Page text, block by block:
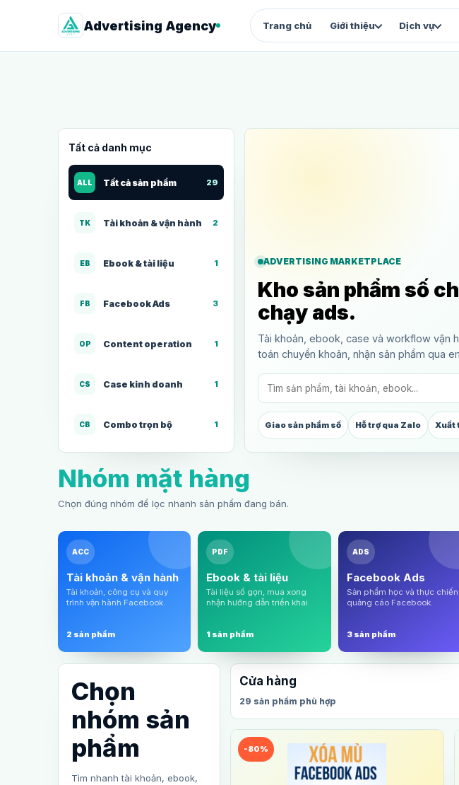
Advertising Agency Trang chủ Giới thiệu Dịch vụ
dịch vụ
Search intent, từ khóa và landing
page
Facebook
Tất cả danh mục
ALL Tất cả sản phẩm 29
TK Tài khoản & vận hành 2
EB Ebook & tài liệu 1
FB Facebook Ads 3
OP Content operation 1
CS Case kinh doanh 1
CB Combo trọn bộ 1
ADVERTISING MARKETPLACE
Kho sản phẩm số
chạy ads.
Tài khoản, ebook, case và workflow vận
toán chuyển khoản, nhận sản phẩm qua
Giao sản phẩm số Hỗ trợ qua Zalo Xuất
Nhóm mặt hàng
Chọn đúng nhóm để lọc nhanh sản phẩm đang bán.
ACC
Tài khoản & vận hành
Tài khoản, công cụ và quy
trình vận hành Facebook.
2 sản phẩm
PDF
Ebook & tài liệu
Tài liệu số gọn, mua xong
nhận hướng dẫn triển khai.
1 sản phẩm
ADS
Facebook Ads
Sản phẩm học và thực chiến
quảng cáo Facebook.
3 sản phẩm
Chọn
nhóm sản
phẩm
Tìm nhanh tài khoản, ebook,
Cửa hàng
29 sản phẩm phù hợp
-80%